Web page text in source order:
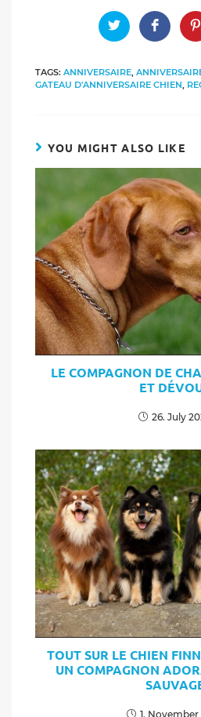
Opens
in
window
Opens
in
window
TAGS: ANNIVERSAIRE,
GATEAU D'ANNIVERSAIRE CHIEN,
YOU MIGHT ALSO LIKE
LE COMPAGNON DE
ET
26. July
TOUT SUR LE CHIEN
UN COMPAGNON
1. November